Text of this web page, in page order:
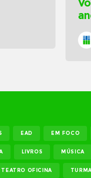
EAD EM FOCO
LIVROS MÚSICA
TEATRO OFICINA